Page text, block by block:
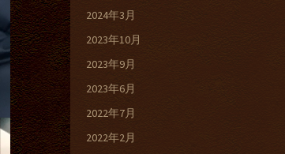
2024年3月
2023年10月
2023年9月
2023年6月
2022年7月
2022年2月